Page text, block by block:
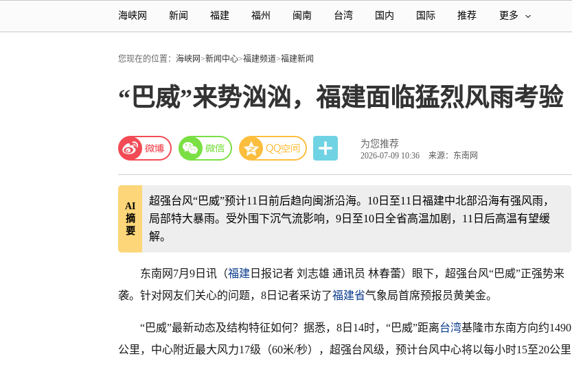
海峡网 新闻 福建 福州 闽南 台湾 国内 国际 推荐 更多
您现在的位置： 海峡网>新闻中心>福建频道>福建新闻
“巴威”来势汹汹，福建面临猛烈风雨考验
为您推荐
2026-07-09 10:36 来源：东南网
AI
摘
要
超强台风“巴威”预计11日前后趋向闽浙沿海。10日至11日福建中北部沿海有强风雨，
局部特大暴雨。受外围下沉气流影响，9日至10日全省高温加剧，11日后高温有望缓
解。
东南网7月9日讯（福建 日报记者 刘志雄 通讯员 林春蕾）眼下，超强台风“巴威”正强势来
袭。针对网友们关心的问题，8日记者采访了福建省气象局首席预报员黄美金。
“巴威”最新动态及结构特征如何？据悉，8日14时，“巴威”距离台湾基隆市东南方向约1490
公里，中心附近最大风力17级（60米/秒），超强台风级，预计台风中心将以每小时15至20公里